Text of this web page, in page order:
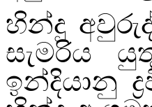
හින්දු
සැමරිය
ඉන්දියානු